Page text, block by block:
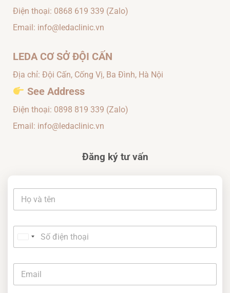
Điện thoại: 0868 619 339 (Zalo)
Email: info@ledaclinic.vn
LEDA CƠ SỞ ĐỘI CẤN
Địa chỉ: Đội Cấn, Cống Vị, Ba Đình, Hà Nội
See Address
Điện thoại: 0898 819 339 (Zalo)
Email: info@ledaclinic.vn
Đăng ký tư vấn
t
n
S
đ
t
i
t
E
a